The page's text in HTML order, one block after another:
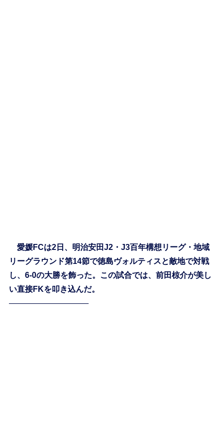
愛媛FCは2日、明治安田J2・J3百年構想リーグ・地域
リーグラウンド第14節で徳島ヴォルティスと敵地で対戦
し、6-0の大勝を飾った。この試合では、前田椋介が美し
い直接FKを叩き込んだ。
——————————